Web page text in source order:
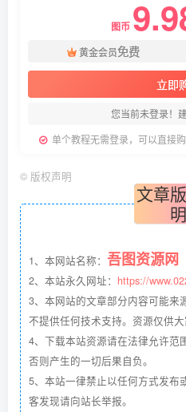
图币
黄金会员免费
立即
您当前未登录！
单个教程无需登录，可以直接
© 版权声明
文章
明
1、本网站名称： 吾图资源网
2、本站永久网址： https://
3、本网站的文章部分内容可能来
不提供任何技术支持。资源仅供大
4、下载本站资源请在法律允许范
否则产生的一切后果自负。
5、本站一律禁止以任何方式发布
客发现请向站长举报。